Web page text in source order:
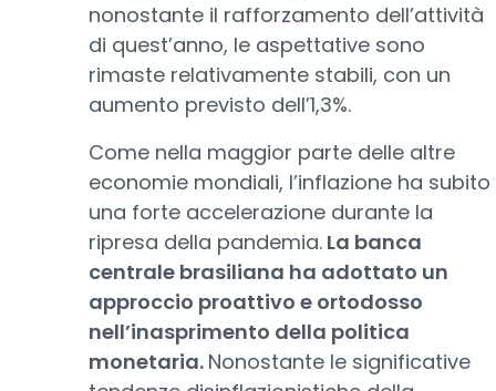
nonostante il rafforzamento dell’attività
di quest’anno, le aspettative sono
rimaste relativamente stabili, con un
aumento previsto dell’1,3%.
Come nella maggior parte delle altre
economie mondiali, l’inflazione ha subito
una forte accelerazione durante la
ripresa della pandemia. La banca
centrale brasiliana ha adottato un
approccio proattivo e ortodosso
nell’inasprimento della politica
monetaria. Nonostante le significative